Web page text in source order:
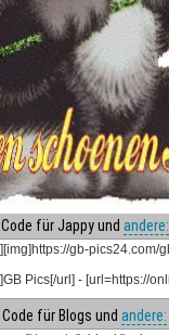
Code für Jappy und andere:
Code für Blogs und andere: